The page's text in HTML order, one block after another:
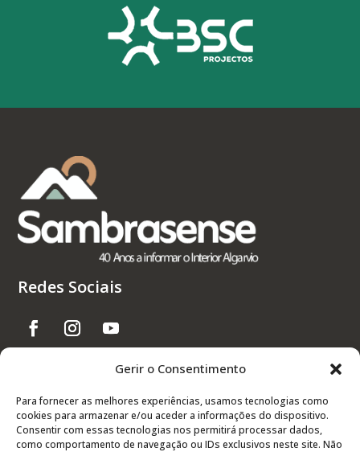
Gerir o Consentimento
Para fornecer as melhores experiências, usamos tecnologias como
cookies para armazenar e/ou aceder a informações do dispositivo.
Consentir com essas tecnologias nos permitirá processar dados,
como comportamento de navegação ou IDs exclusivos neste site. Não
Redes Sociais
Contactos
Política de Privacidade